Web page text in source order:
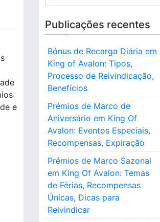
e
e
a
r
h
o
Publicações recentes
Bónus de Recarga Diária em
King of Avalon: Tipos,
Processo de Reivindicação,
Benefícios
Prémios de Marco de
Aniversário em King Of
Avalon: Eventos Especiais,
Recompensas, Expiração
Prémios de Marco Sazonal
em King Of Avalon: Temas
de Férias, Recompensas
Únicas, Dicas para
Reivindicar